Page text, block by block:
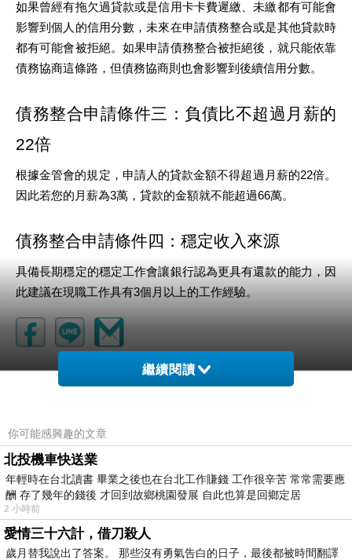
如果曾經有拖欠過貸款或是信用卡卡費遲繳、未繳都有可能會
影響到個人的信用分數，未來在申請債務整合或是其他貸款時
都有可能會被拒絕。如果申請債務整合被拒絕後，就只能依靠
債務協商這條路，但債務協商則也會影響到後續信用分數。
債務整合申請條件三：負債比不超過月薪的
22倍
根據金管會的規定，申請人的貸款金額不得超過月薪的22倍。
因此若您的月薪為3萬，貸款的金額就不能超過66萬。
債務整合申請條件四：穩定收入來源
具備長期穩定的穩定工作會讓銀行認為更具有還款的能力，因
此建議在現職工作具有3個月以上的工作經驗。
繼續閱讀
你可能感興趣的文章
北投機車快送業
年輕時在台北讀書 畢業之後也在台北工作賺錢 工作很辛苦 常常需要應
酬 存了幾年的錢後 才回到故鄉桃園發展 自此也算是回鄉定居
2 小時前
愛情三十六計，借刀殺人
歲月替我說出了答案。 那些沒有勇氣告白的日子，最後都被時間翻譯